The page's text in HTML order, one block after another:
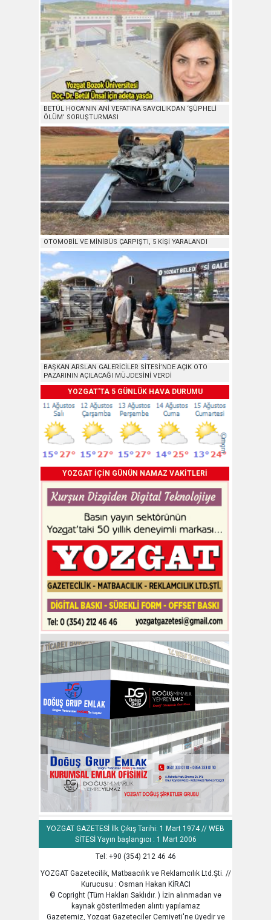
BETÜL HOCA’NIN ANİ VEFATINA SAVCILIKDAN ‘ŞÜPHELİ
ÖLÜM’ SORUŞTURMASI
OTOMOBİL VE MİNİBÜS ÇARPIŞTI, 5 KİŞİ YARALANDI
BAŞKAN ARSLAN GALERİCİLER SİTESİ’NDE AÇIK OTO
PAZARININ AÇILACAĞI MÜJDESİNİ VERDİ
YOZGAT'TA 5 GÜNLÜK HAVA DURUMU
YOZGAT İÇİN GÜNÜN NAMAZ VAKİTLERİ
YOZGAT GAZETESİ İlk Çıkış Tarihi: 1 Mart 1974 // WEB
SİTESİ Yayın başlangıcı : 1 Mart 2006
Tel: +90 (354) 212 46 46
YOZGAT Gazetecilik, Matbaacılık ve Reklamcılık Ltd.Şti. //
Kurucusu : Osman Hakan KİRACI
© Copright (Tüm Hakları Saklıdır. ) İzin alınmadan ve
kaynak gösterilmeden alıntı yapılamaz
Gazetemiz, Yozgat Gazeteciler Cemiyeti'ne üyedir ve